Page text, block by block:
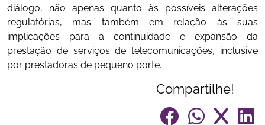
diálogo, não apenas quanto às possíveis alterações
regulatórias, mas também em relação às suas
implicações para a continuidade e expansão da
prestação de serviços de telecomunicações, inclusive
por prestadoras de pequeno porte.
Compartilhe!